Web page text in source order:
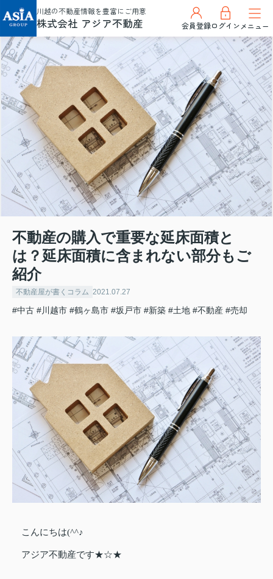
川越の不動産情報を豊富にご用意
株式会社 アジア不動産 会員登録ログインメニュー
不動産の購入で重要な延床面積と
は？延床面積に含まれない部分もご
紹介
不動産屋が書くコラム 2021.07.27
#中古 #川越市 #鶴ヶ島市 #坂戸市 #新築 #土地 #不動産 #売却
こんにちは(^^♪
アジア不動産です★☆★